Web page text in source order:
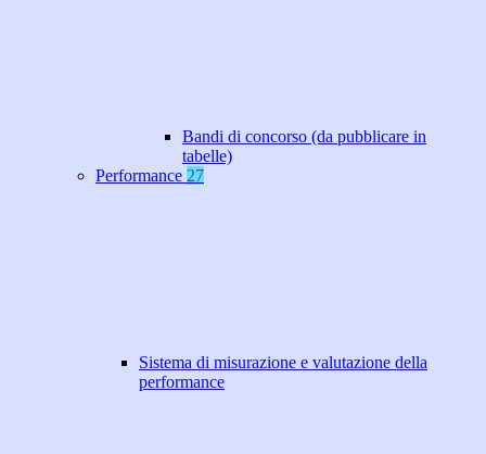
Bandi di concorso (da pubblicare in
tabelle)
Performance 27
Sistema di misurazione e valutazione della
performance